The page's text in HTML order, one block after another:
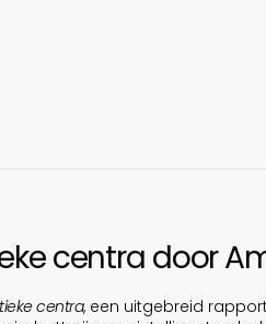
centra door
centra, een uitgebreid